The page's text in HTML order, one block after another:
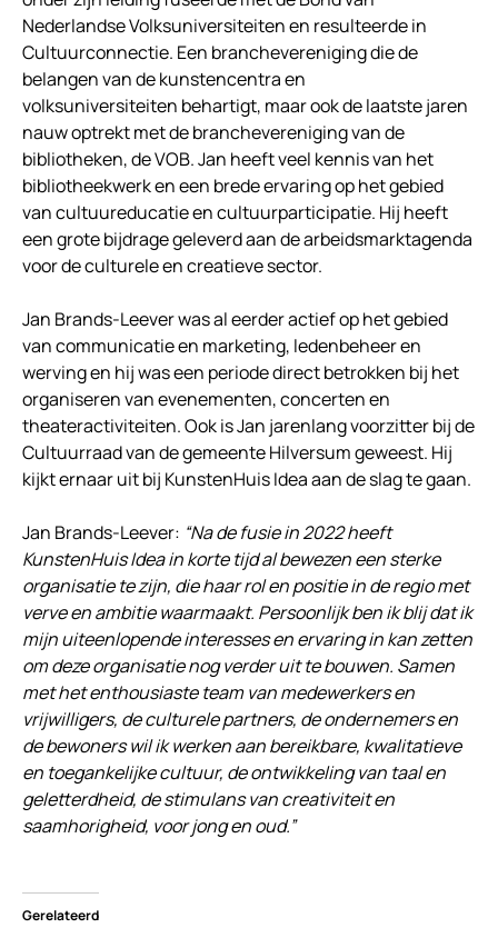
Nederlandse Volksuniversiteiten en resulteerde in
Cultuurconnectie. Een branchevereniging die de
belangen van de kunstencentra en
volksuniversiteiten behartigt, maar ook de laatste jaren
nauw optrekt met de branchevereniging van de
bibliotheken, de VOB. Jan heeft veel kennis van het
bibliotheekwerk en een brede ervaring op het gebied
van cultuureducatie en cultuurparticipatie. Hij heeft
een grote bijdrage geleverd aan de arbeidsmarktagenda
voor de culturele en creatieve sector.
Jan Brands-Leever was al eerder actief op het gebied
van communicatie en marketing, ledenbeheer en
werving en hij was een periode direct betrokken bij het
organiseren van evenementen, concerten en
theateractiviteiten. Ook is Jan jarenlang voorzitter bij de
Cultuurraad van de gemeente Hilversum geweest. Hij
kijkt ernaar uit bij KunstenHuis Idea aan de slag te gaan.
Jan Brands-Leever: “Na de fusie in 2022 heeft
KunstenHuis Idea in korte tijd al bewezen een sterke
organisatie te zijn, die haar rol en positie in de regio met
verve en ambitie waarmaakt. Persoonlijk ben ik blij dat ik
mijn uiteenlopende interesses en ervaring in kan zetten
om deze organisatie nog verder uit te bouwen. Samen
met het enthousiaste team van medewerkers en
vrijwilligers, de culturele partners, de ondernemers en
de bewoners wil ik werken aan bereikbare, kwalitatieve
en toegankelijke cultuur, de ontwikkeling van taal en
geletterdheid, de stimulans van creativiteit en
saamhorigheid, voor jong en oud.”
Gerelateerd